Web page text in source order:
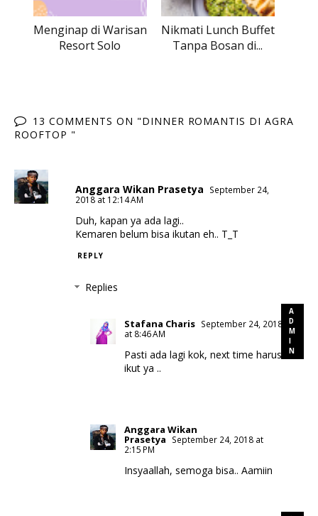
Menginap di Warisan
Resort Solo
Nikmati Lunch Buffet
Tanpa Bosan di...
13 COMMENTS ON "DINNER ROMANTIS DI AGRA
ROOFTOP "
Anggara Wikan Prasetya
September 24,
2018 at 12:14 AM
Duh, kapan ya ada lagi..
Kemaren belum bisa ikutan eh.. T_T
REPLY
Replies
Stafana Charis September 24, 2018
at 8:46 AM
Pasti ada lagi kok, next time harus
ikut ya ..
Anggara Wikan
Prasetya
September 24, 2018 at
2:15 PM
Insyaallah, semoga bisa.. Aamiin